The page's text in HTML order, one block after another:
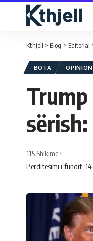
Kthjell > Blog > Editorial
BOTA OPINION
Përditësimi i fundit:
115 Shikime